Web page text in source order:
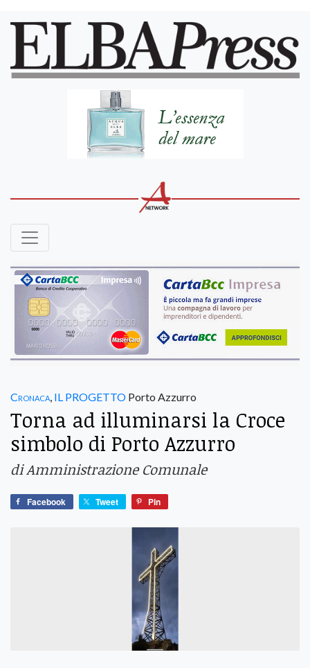
Cronaca, IL PROGETTO Porto Azzurro
Torna ad illuminarsi la Croce
simbolo di Porto Azzurro
di Amministrazione Comunale
Facebook Tweet Pin